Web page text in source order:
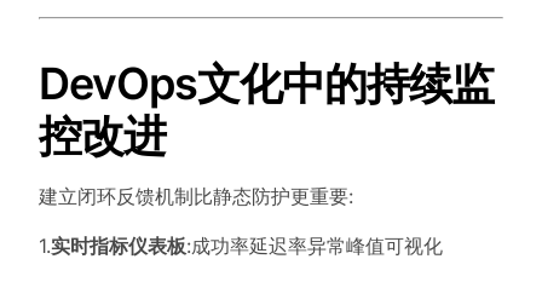
DevOps文化中的持续监
控改进
建立闭环反馈机制比静态防护更重要:
1.实时指标仪表板:成功率延迟率异常峰值可视化